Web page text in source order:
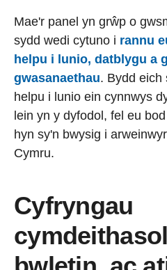
Mae'r panel yn grŵp o
sydd wedi cytuno i rannu
helpu i lunio, datblygu a
gwasanaethau. Bydd eich
helpu i lunio ein cynnwys
lein yn y dyfodol, fel eu
hyn sy'n bwysig i
Cymru.
Cyfryngau